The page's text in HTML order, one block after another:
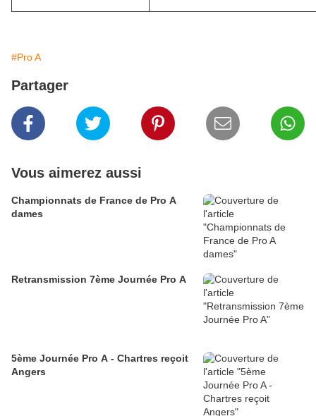
#Pro A
Partager
Vous aimerez aussi
Championnats de France de Pro A
dames
Retransmission 7ème Journée Pro A
5ème Journée Pro A - Chartres reçoit
Angers